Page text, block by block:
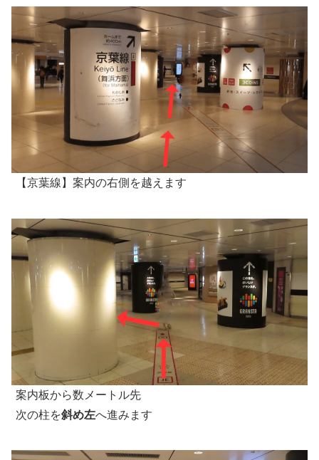
【京葉線】案内の右側を越えます
案内板から数メートル先
次の柱を斜め左へ進みます